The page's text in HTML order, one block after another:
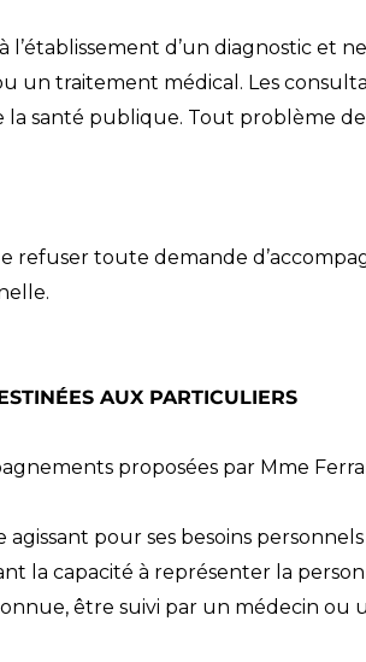
l’établissement d’un diagnostic
un traitement médical. Les
santé publique. Tout problème
refuser toute demande
AUX PARTICULIERS
proposées par Mme
pour ses besoins
la capacité à représenter la
être suivi par un médecin